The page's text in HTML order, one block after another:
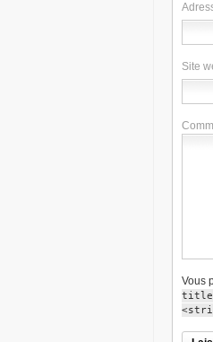
Site
Vous